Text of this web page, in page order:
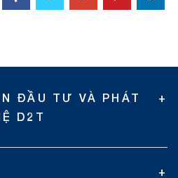
ĐẦU TƯ VÀ PHÁT
D2T